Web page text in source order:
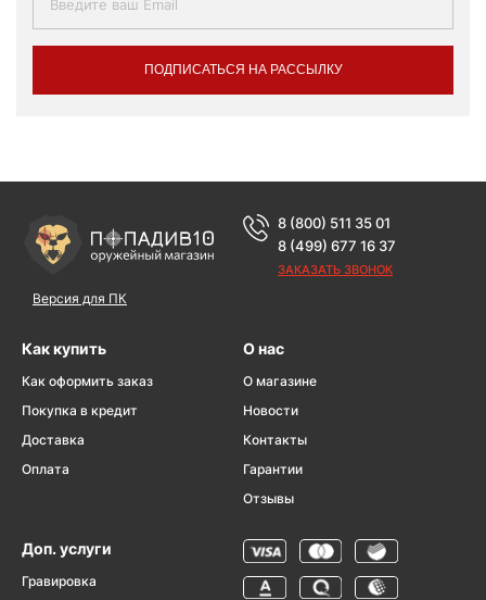
ПОДПИСАТЬСЯ НА РАССЫЛКУ
Версия для ПК
8 (800) 511 35 01
8 (499) 677 16 37
ЗАКАЗАТЬ ЗВОНОК
Как купить
Как оформить заказ
Покупка в кредит
Доставка
Оплата
О нас
О магазине
Новости
Контакты
Гарантии
Отзывы
Доп. услуги
Гравировка